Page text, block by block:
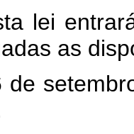
entrará
as